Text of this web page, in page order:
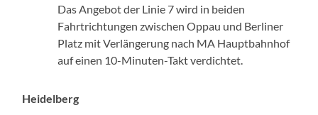
Das Angebot der Linie 7 wird in beiden
Fahrtrichtungen zwischen Oppau und Berliner
Platz mit Verlängerung nach MA Hauptbahnhof
auf einen 10-Minuten-Takt verdichtet.
Heidelberg